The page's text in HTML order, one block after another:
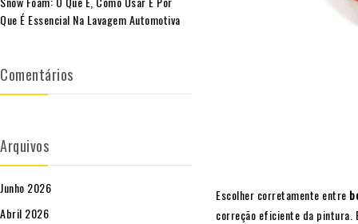
Escolher corretamente entre
correção eficiente da pintura.
Que É Essencial Na Lavagem Automotiva
Comentários
Arquivos
Junho 2026
Abril 2026